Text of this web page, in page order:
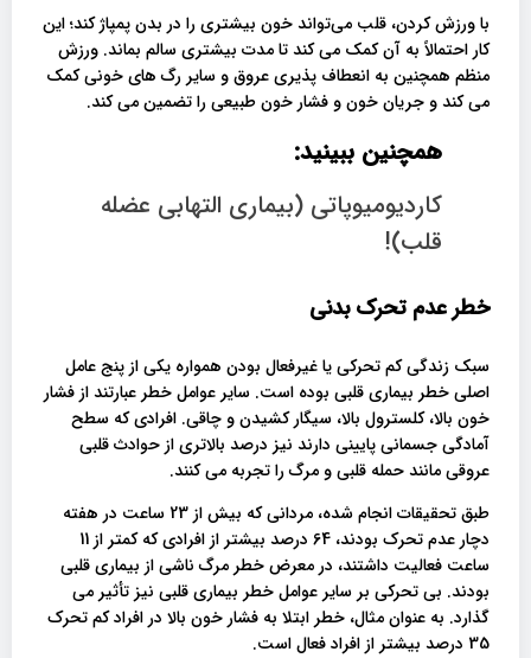
با ورزش کردن، قلب می‌تواند خون بیشتری را در بدن پمپاژ کند؛ این
کار احتمالاً به آن کمک می کند تا مدت بیشتری سالم بماند. ورزش
منظم همچنین به انعطاف پذیری عروق و سایر رگ های خونی کمک
می کند و جریان خون و فشار خون طبیعی را تضمین می کند.
همچنین ببینید:
کاردیومیوپاتی (بیماری التهابی عضله
قلب)!
خطر عدم تحرک بدنی
سبک زندگی کم تحرکی یا غیرفعال بودن همواره یکی از پنج عامل
اصلی خطر بیماری قلبی بوده است. سایر عوامل خطر عبارتند از فشار
خون بالا، کلسترول بالا، سیگار کشیدن و چاقی. افرادی که سطح
آمادگی جسمانی پایینی دارند نیز درصد بالاتری از حوادث قلبی
عروقی مانند حمله قلبی و مرگ را تجربه می کنند.
طبق تحقیقات انجام شده، مردانی که بیش از 23 ساعت در هفته
دچار عدم تحرک بودند، 64 درصد بیشتر از افرادی که کمتر از 11
ساعت فعالیت داشتند، در معرض خطر مرگ ناشی از بیماری قلبی
بودند. بی تحرکی بر سایر عوامل خطر بیماری قلبی نیز تأثیر می
گذارد. به عنوان مثال، خطر ابتلا به فشار خون بالا در افراد کم تحرک
35 درصد بیشتر از افراد فعال است.